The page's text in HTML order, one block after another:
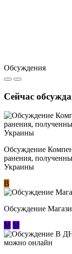
Обсуждения
Сейчас
Обсуждение
ранения,
Украины
В
Обсуждение
М М